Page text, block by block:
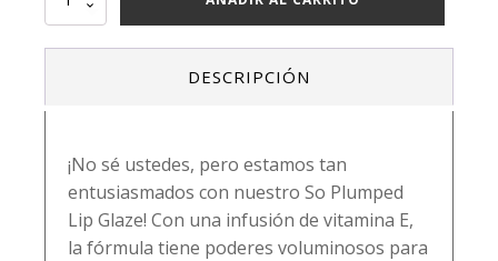
DESCRIPCIÓN
¡No sé ustedes, pero estamos tan
entusiasmados con nuestro So Plumped
Lip Glaze! Con una infusión de vitamina E,
la fórmula tiene poderes voluminosos para